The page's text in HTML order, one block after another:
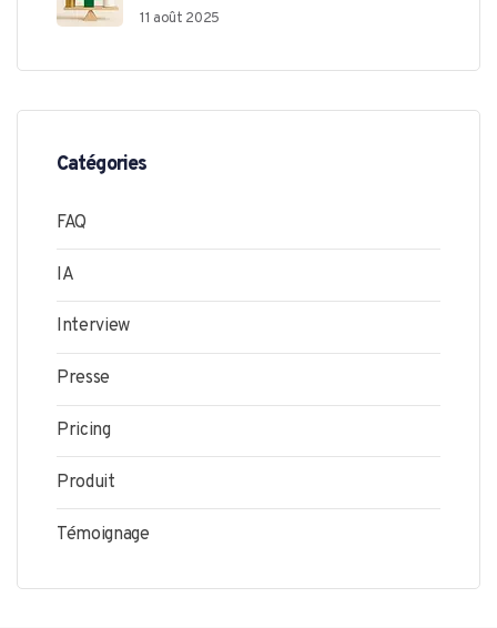
11 août 2025
Catégories
FAQ
IA
Interview
Presse
Pricing
Produit
Témoignage